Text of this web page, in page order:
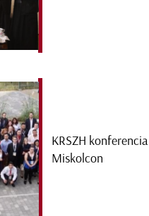
KRSZH konferencia
Miskolcon